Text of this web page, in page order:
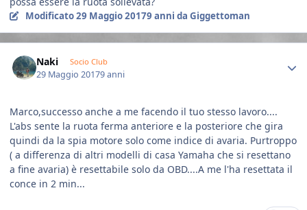
Modificato29 Maggio 20179 anni da Giggettoman
Naki Socio Club
29 Maggio 20179 anni
Marco,successo anche a me facendo il tuo stesso lavoro....
L'abs sente la ruota ferma anteriore e la posteriore che gira
quindi da la spia motore solo come indice di avaria. Purtroppo
( a differenza di altri modelli di casa Yamaha che si resettano
a fine avaria) è resettabile solo da OBD....A me l'ha resettata il
conce in 2 min...